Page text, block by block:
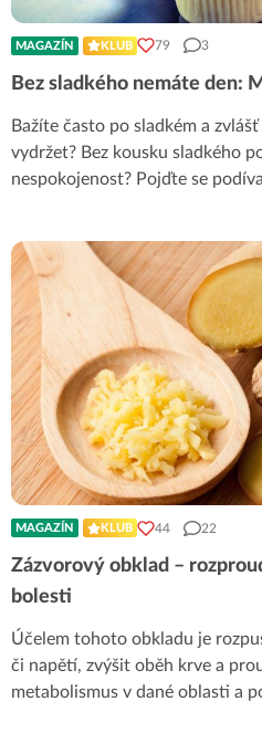
MAGAZÍN KLUB 79 3
Bez sladkého nemáte den:
Bažíte často po sladkém a
vydržet? Bez kousku sladkého
nespokojenost? Pojďte se
MAGAZÍN KLUB 44 22
Zázvorový obklad –
bolesti
Účelem tohoto obkladu je
či napětí, zvýšit oběh krve a
metabolismus v dané oblasti a